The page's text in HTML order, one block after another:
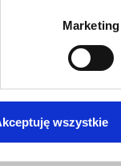
Marketing
wszystkie